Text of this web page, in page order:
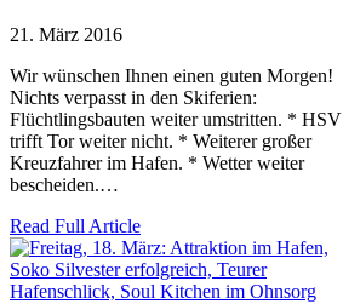
21. März 2016
Wir wünschen Ihnen einen guten Morgen!
Nichts verpasst in den Skiferien:
Flüchtlingsbauten weiter umstritten. * HSV
trifft Tor weiter nicht. * Weiterer großer
Kreuzfahrer im Hafen. * Wetter weiter
bescheiden.…
Read Full Article